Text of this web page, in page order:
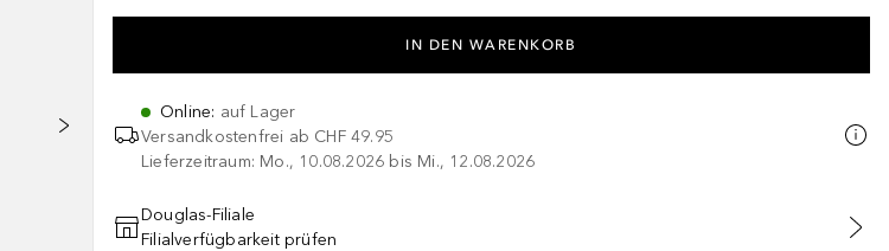
IN DEN WARENKORB
Online: auf Lager
Versandkostenfrei ab CHF 49.95
Lieferzeitraum: Mo., 10.08.2026 bis Mi., 12.08.2026
Douglas-Filiale
Filialverfügbarkeit prüfen